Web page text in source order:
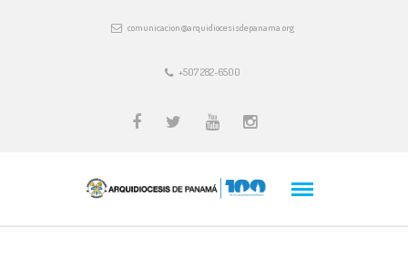
comunicacion@arquidiocesisdepanama.org
+507 282-6500